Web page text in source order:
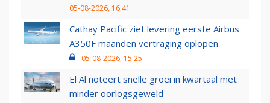
05-08-2026, 16:41
Cathay Pacific ziet levering eerste Airbus
A350F maanden vertraging oplopen
05-08-2026, 15:25
El Al noteert snelle groei in kwartaal met
minder oorlogsgeweld